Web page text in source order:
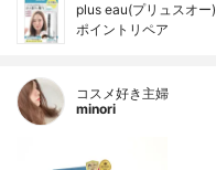
plus eau(プリュスオー)
ポイントリペア
コスメ好き主婦
minori